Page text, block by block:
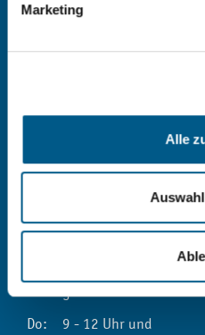
Marketing
Alle
Allgemeine
Verwaltung
Di:
9 - 12 Uhr und
Mi:
geschlossen
Do:
9 - 12 Uhr und